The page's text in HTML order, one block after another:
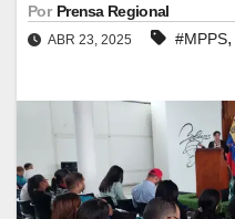
Por Prensa Regional
ABR 23, 2025 #MPPS,